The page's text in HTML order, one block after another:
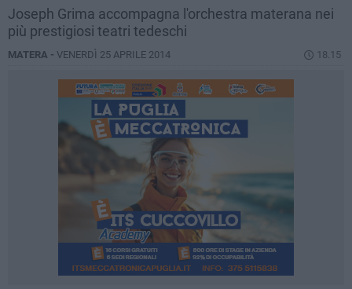
Joseph Grima accompagna l'orchestra materana nei
più prestigiosi teatri tedeschi
MATERA - VENERDÌ 25 APRILE 2014 18.15